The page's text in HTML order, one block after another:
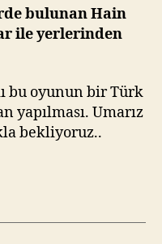
bulunan Hain
ile yerlerinden
bu oyunun bir Türk
yapılması. Umarız
bekliyoruz..